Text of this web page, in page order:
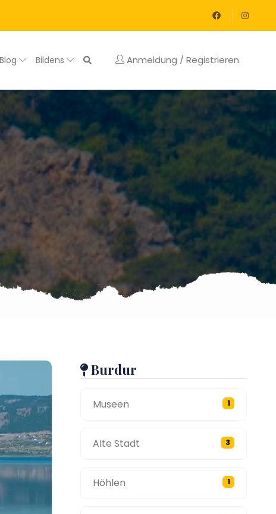
Blog Bildens Anmeldung / Registrieren
Burdur
Museen 1
Alte Stadt 3
Höhlen 1